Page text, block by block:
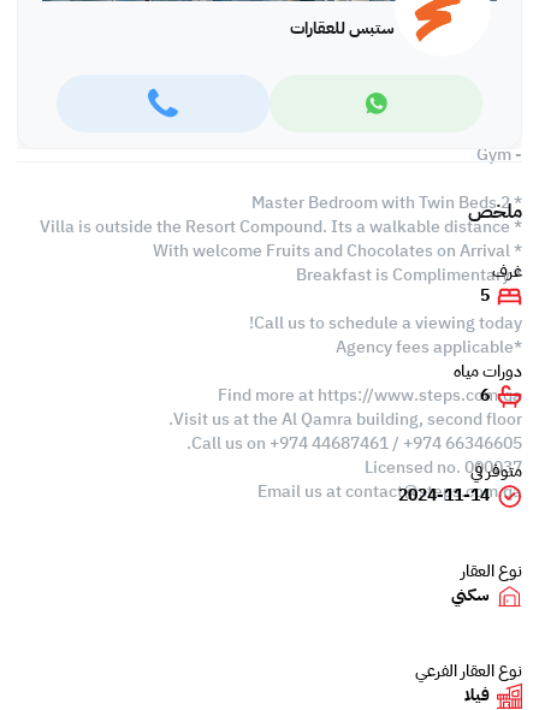
ستبس للعقارات
- Gym
* 2 Master Bedroom with Twin Beds
* Villa is outside the Resort Compound. Its a walkable distance
* With welcome Fruits and Chocolates on Arrival
* Breakfast is Complimentary
Call us to schedule a viewing today!
*Agency fees applicable
Find more at https://www.steps.com.qa
Visit us at the Al Qamra building, second floor.
Call us on +974 44687461 / +974 66346605.
Licensed no. 000037
Email us atcontact@steps.com.qa
ملخص
غرف
5
دورات مياه
6
متوفر في
2024-11-14
نوع العقار
سكني
نوع العقار الفرعي
فيلا